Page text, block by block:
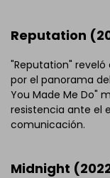
Reputation
"Reputation"
por el panorama
You Made Me Do"
resistencia ante el
comunicación.
Midnight